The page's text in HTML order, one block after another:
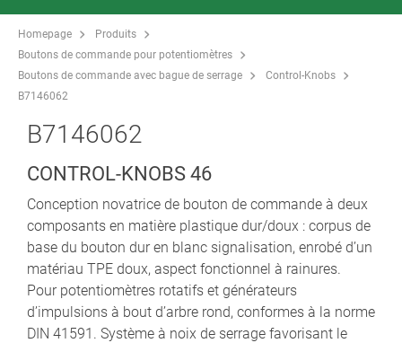
Homepage
Produits
Boutons de commande pour potentiomètres
Boutons de commande avec bague de serrage
Control-Knobs
B7146062
B7146062
CONTROL-KNOBS 46
Conception novatrice de bouton de commande à deux
composants en matière plastique dur/doux : corpus de
base du bouton dur en blanc signalisation, enrobé d’un
matériau TPE doux, aspect fonctionnel à rainures.
Pour potentiomètres rotatifs et générateurs
d’impulsions à bout d’arbre rond, conformes à la norme
DIN 41591. Système à noix de serrage favorisant le